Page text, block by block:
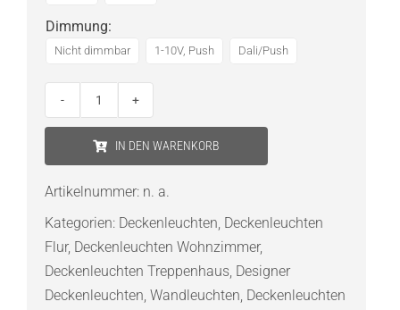
Dimmung:
Nicht dimmbar 1-10V, Push Dali/Push
Deckenleuchte
Ø
60
cm
IN DEN WARENKORB
Artikelnummer: n. a.
Kategorien: Deckenleuchten, Deckenleuchten
Flur, Deckenleuchten Wohnzimmer,
Deckenleuchten Treppenhaus, Designer
Deckenleuchten, Wandleuchten, Deckenleuchten